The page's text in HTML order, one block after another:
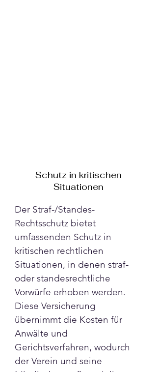
Schutz in kritischen
Situationen
Der Straf-/Standes-
Rechtsschutz bietet
umfassenden Schutz in
kritischen rechtlichen
Situationen, in denen straf-
oder standesrechtliche
Vorwürfe erhoben werden.
Diese Versicherung
übernimmt die Kosten für
Anwälte und
Gerichtsverfahren, wodurch
der Verein und seine